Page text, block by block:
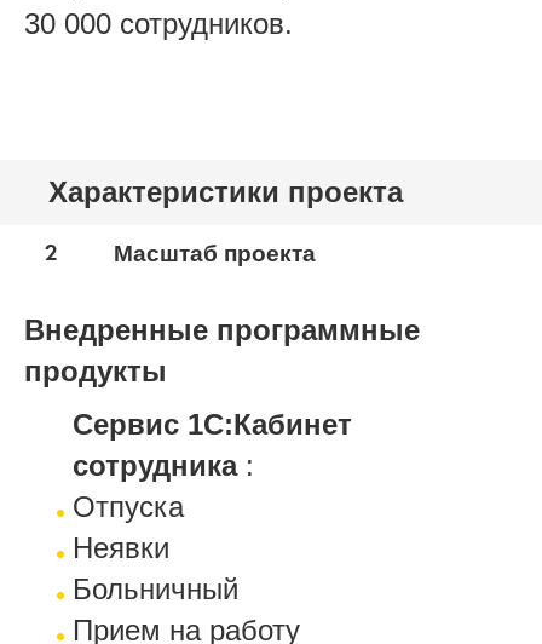
30 000 сотрудников.
Характеристики проекта
2 Масштаб проекта
Внедренные программные
продукты
Сервис 1С:Кабинет
сотрудника:
Отпуска
Неявки
Больничный
Прием на работу